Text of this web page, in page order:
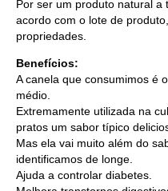
Por ser um produto natural
acordo com o lote de
propriedades.
Benefícios:
A canela que consumimos é
médio.
Extremamente utilizada na
pratos um sabor típico
Mas ela vai muito além do
identificamos de longe.
Ajuda a controlar diabetes.